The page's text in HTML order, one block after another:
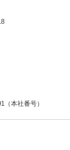
本社番号）